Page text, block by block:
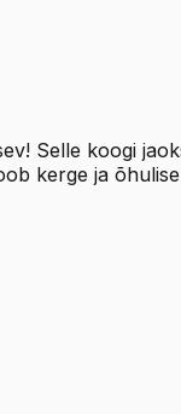
Selle koogi
kerge ja